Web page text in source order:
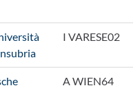
I VARESE02
A WIEN64